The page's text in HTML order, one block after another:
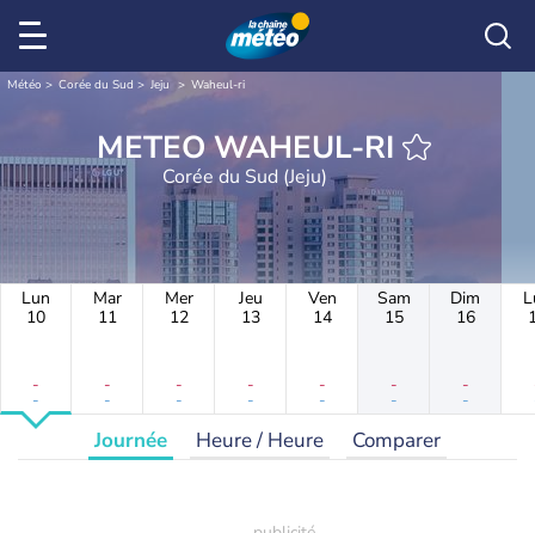
Météo Corée du Sud Jeju Waheul-ri
METEO WAHEUL-RI
Corée du Sud (Jeju)
Lun
10
-
-
Mar
11
-
-
Mer
12
-
-
Jeu
13
-
-
Ven
14
-
-
Sam
15
-
-
Dim
16
-
-
Journée Heure / Heure Comparer